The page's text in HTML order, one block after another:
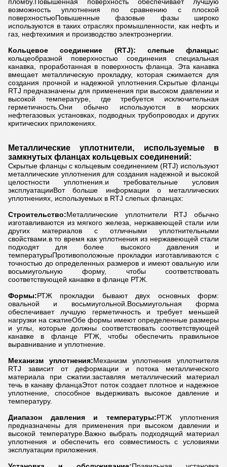
возможность уплотнения по сравнению с плоской
поверхностьюПовышенные фазовые фазы широко
используются в таких отраслях промышленности, как нефть и
газ, нефтехимия и производство электроэнергии.
Кольцевое соединение (RTJ): слепые фланцыс
кольцеобразной поверхностью соединения специальная
канавка, проработанная в поверхность фланца. Эта канавка
вмещает металлическую прокладку, которая сжимается для
создания прочной и надежной уплотнения.Скрытые фланцы
RTJ предназначены для применения при высоком давлении и
высокой температуре, где требуется исключительная
герметичность.Они обычно используются в морских
нефтегазовых установках, подводных трубопроводах и других
критических приложениях.
Металлические уплотнители, используемые в
замкнутых фланцах кольцевых соединений:
Скрытые фланцы с кольцевым соединением (RTJ) используют
металлические уплотнения для создания надежной и высокой
целостности уплотнения.и требовательные условия
эксплуатацииВот больше информации о металлических
уплотнениях, используемых в RTJ слепых фланцах:
Строительство:Металлические уплотнители RTJ обычно
изготавливаются из мягкого железа, нержавеющей стали или
других материалов с отличными уплотнительными
свойствами.в то время как уплотнения из нержавеющей стали
подходят для более высокого давления и
температурыПротивоположные прокладки изготавливаются с
точностью до определенных размеров и имеют овальную или
восьмиугольную форму, чтобы соответствовать
соответствующей канавке в фланце РТЖ.
Формы:РТЖ прокладки бывают двух основных форм:
овальной и восьмиугольной.Восьмиугольная форма
обеспечивает лучшую герметичность и требует меньшей
нагрузки на сжатиеОбе формы имеют определенные размеры
и углы, которые должны соответствовать соответствующей
канавке в фланце РТЖ, чтобы обеспечить правильное
выравнивание и уплотнение.
Механизм уплотнения:Механизм уплотнения уплотнителя
RTJ зависит от деформации и потока металлического
материала при сжатии.заставляя металлический материал
течь в канаву фланцаЭтот поток создает плотное и надежное
уплотнение, способное выдерживать высокое давление и
температуру.
Диапазон давления и температуры:РТЖ уплотнения
предназначены для применения при высоком давлении и
высокой температуре.Важно выбрать подходящий материал
уплотнения и обеспечить его совместимость с условиями
эксплуатации приложения.